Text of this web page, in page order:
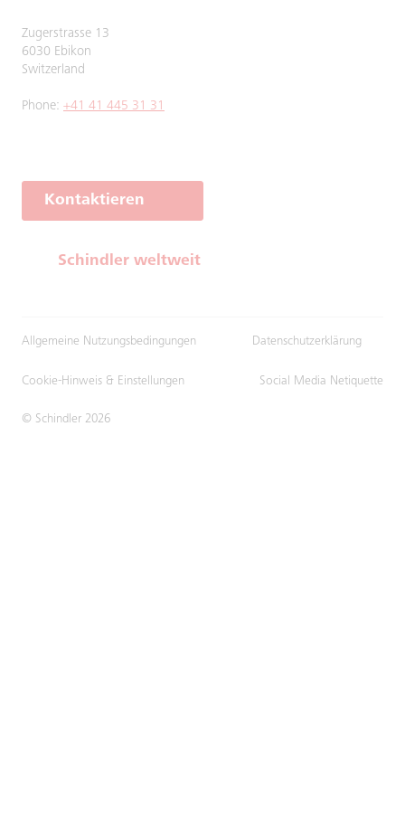
Zugerstrasse 13
6030 Ebikon
Switzerland
Phone: +41 41 445 31 31
Kontaktieren
Schindler weltweit
© Schindler 2026
Allgemeine Nutzungsbedingungen Datenschutzerklärung
Cookie-Hinweis & Einstellungen Social Media Netiquette